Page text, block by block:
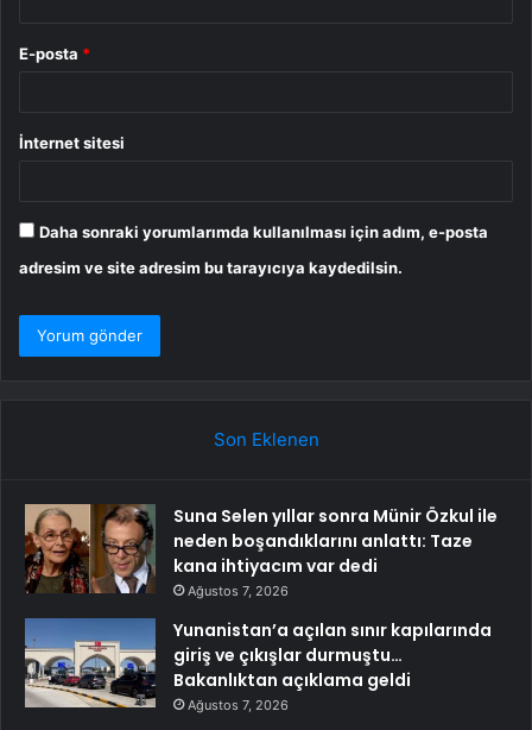
E-posta *
İnternet sitesi
Daha sonraki yorumlarımda kullanılması için adım, e-posta
adresim ve site adresim bu tarayıcıya kaydedilsin.
Son Eklenen
Suna Selen yıllar sonra Münir Özkul ile
neden boşandıklarını anlattı: Taze
kana ihtiyacım var dedi
Ağustos 7, 2026
Yunanistan’a açılan sınır kapılarında
giriş ve çıkışlar durmuştu…
Bakanlıktan açıklama geldi
Ağustos 7, 2026